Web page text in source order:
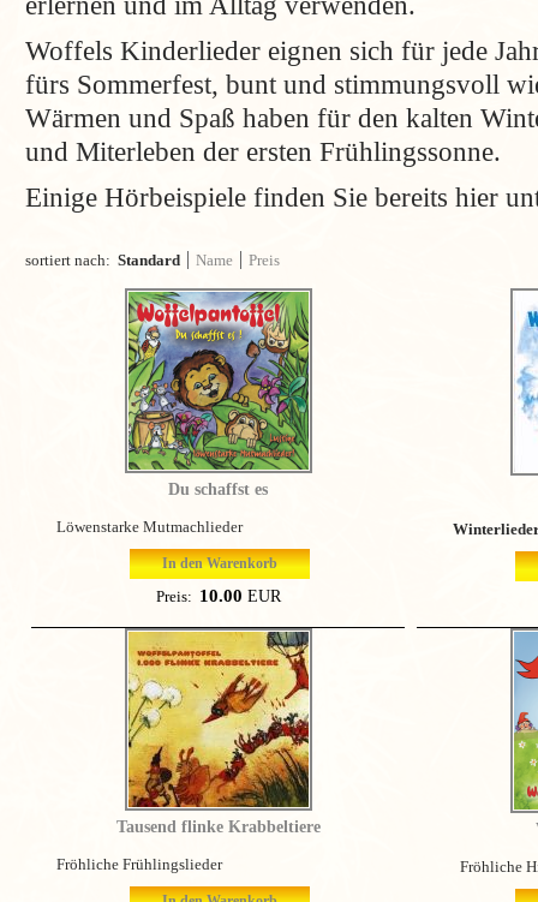
Woffels Kinderlieder eignen sich für jede
fürs Sommerfest, bunt und stimmungsvoll
Wärmen und Spaß haben für den kalten
und Miterleben der ersten Frühlingssonne.
Einige Hörbeispiele finden Sie bereits hier
sortiert nach: Standard Name Preis
Du schaffst es
Löwenstarke Mutmachlieder
In den Warenkorb
Preis: 10.00 EUR
Tausend flinke Krabbeltiere
Fröhliche Frühlingslieder Fröhliche